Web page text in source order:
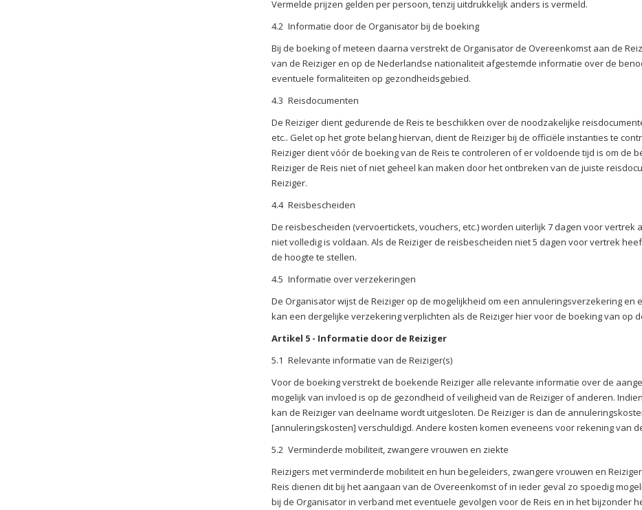
Vermelde prijzen gelden per persoon, tenzij uitdrukkelijk anders is vermeld.
4.2 Informatie door de Organisator bij de boeking
Bij de boeking of meteen daarna verstrekt de Organisator de Overeenkomst aan de
van de Reiziger en op de Nederlandse nationaliteit afgestemde informatie over de
eventuele formaliteiten op gezondheidsgebied.
4.3 Reisdocumenten
De Reiziger dient gedurende de Reis te beschikken over de noodzakelijke
etc.. Gelet op het grote belang hiervan, dient de Reiziger bij de officiële instanties te
Reiziger dient vóór de boeking van de Reis te controleren of er voldoende tijd is om de
Reiziger de Reis niet of niet geheel kan maken door het ontbreken van de juiste
Reiziger.
4.4 Reisbescheiden
De reisbescheiden (vervoertickets, vouchers, etc.) worden uiterlijk 7 dagen voor
niet volledig is voldaan. Als de Reiziger de reisbescheiden niet 5 dagen voor vertrek
de hoogte te stellen.
4.5 Informatie over verzekeringen
De Organisator wijst de Reiziger op de mogelijkheid om een annuleringsverzekering
kan een dergelijke verzekering verplichten als de Reiziger hier voor de boeking van op
Artikel 5 - Informatie door de Reiziger
5.1 Relevante informatie van de Reiziger(s)
Voor de boeking verstrekt de boekende Reiziger alle relevante informatie over de
mogelijk van invloed is op de gezondheid of veiligheid van de Reiziger of anderen.
kan de Reiziger van deelname wordt uitgesloten. De Reiziger is dan de
[annuleringskosten] verschuldigd. Andere kosten komen eveneens voor rekening van
5.2 Verminderde mobiliteit, zwangere vrouwen en ziekte
Reizigers met verminderde mobiliteit en hun begeleiders, zwangere vrouwen en
Reis dienen dit bij het aangaan van de Overeenkomst of in ieder geval zo spoedig
bij de Organisator in verband met eventuele gevolgen voor de Reis en in het bijzonder